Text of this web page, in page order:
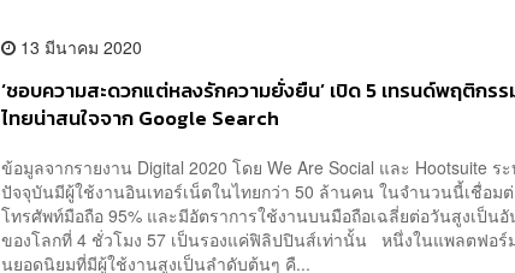
13 มีนาคม 2020
‘ชอบความสะดวกแต่หลงรักความยั่งยืน’ เปิด 5 เทรนด์พฤติกร
ไทยน่าสนใจจาก Google Search
ข้อมูลจากรายงาน Digital 2020 โดย We Are Social และ Hootsuite ร
ปัจจุบันมีผู้ใช้งานอินเทอร์เน็ตในไทยกว่า 50 ล้านคน ในจำนวนนี้เชื่อม
โทรศัพท์มือถือ 95% และมีอัตราการใช้งานบนมือถือเฉลี่ยต่อวันสูงเป็น
ของโลกที่ 4 ชั่วโมง 57 เป็นรองแค่ฟิลิปปินส์เท่านั้น หนึ่งในแพลตฟอร์
นยอดนิยมที่มีผู้ใช้งานสูงเป็นลำดับต้นๆ คื...